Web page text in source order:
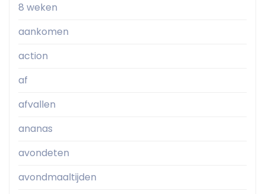
8 weken
aankomen
action
af
afvallen
ananas
avondeten
avondmaaltijden